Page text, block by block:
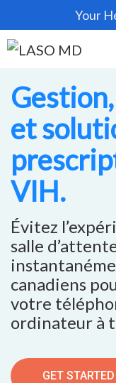
Your
et
VIH.
Évitez
salle
canadiens
votre
ordinateur à
GET STARTED